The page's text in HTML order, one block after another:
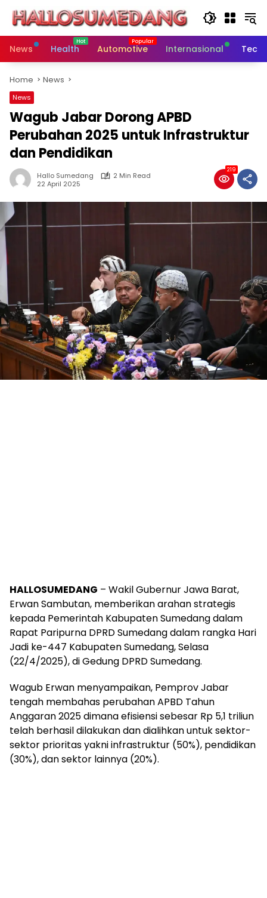
content
News
Health Automotive Internasional
Home News
News
Wagub Jabar Dorong APBD
Perubahan 2025 untuk Infrastruktur
dan Pendidikan
Hallo Sumedang
2 Min Read
22 April 2025
219
HALLOSUMEDANG – Wakil Gubernur Jawa Barat,
Erwan Sambutan, memberikan arahan strategis
kepada Pemerintah Kabupaten Sumedang dalam
Rapat Paripurna DPRD Sumedang dalam rangka Hari
Jadi ke-447 Kabupaten Sumedang, Selasa
(22/4/2025), di Gedung DPRD Sumedang.
Wagub Erwan menyampaikan, Pemprov Jabar
tengah membahas perubahan APBD Tahun
Anggaran 2025 dimana efisiensi sebesar Rp 5,1 triliun
telah berhasil dilakukan dan dialihkan untuk sektor-
sektor prioritas yakni infrastruktur (50%), pendidikan
(30%), dan sektor lainnya (20%).